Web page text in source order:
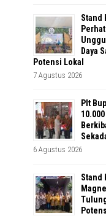
Stand
Daya
Potensi Lokal
7 Agustus 2026
Plt
6 Agustus 2026
Stand